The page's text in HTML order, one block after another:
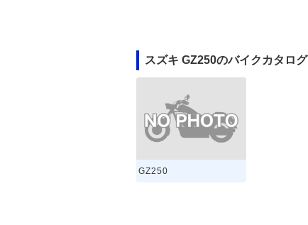
スズキ GZ250のバイクカタログ
GZ250